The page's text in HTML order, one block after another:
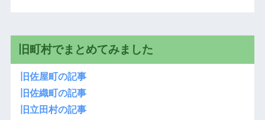
旧町村でまとめてみました
旧佐屋町の記事
旧佐織町の記事
旧立田村の記事